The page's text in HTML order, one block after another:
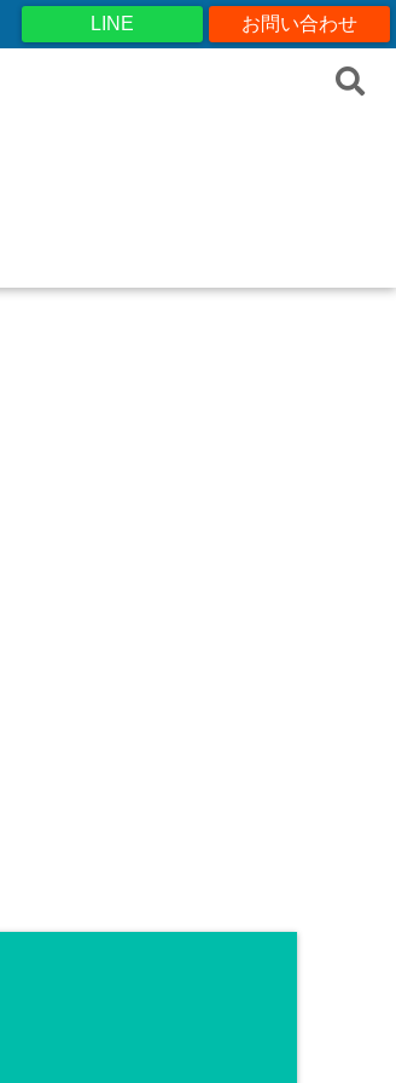
お問い合わせ
LINE